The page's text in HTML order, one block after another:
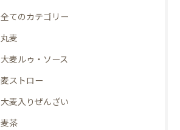
全てのカテゴリー
丸麦
大麦ルゥ・ソース
麦ストロー
大麦入りぜんざい
麦茶